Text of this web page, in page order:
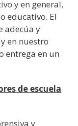
y en general,
educativo. El
adecúa y
en nuestro
entrega en un
de escuela
y